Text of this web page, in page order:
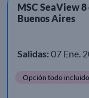
MSC SeaView 8
Buenos Aires
Salidas: 07 Ene.
Opción todo